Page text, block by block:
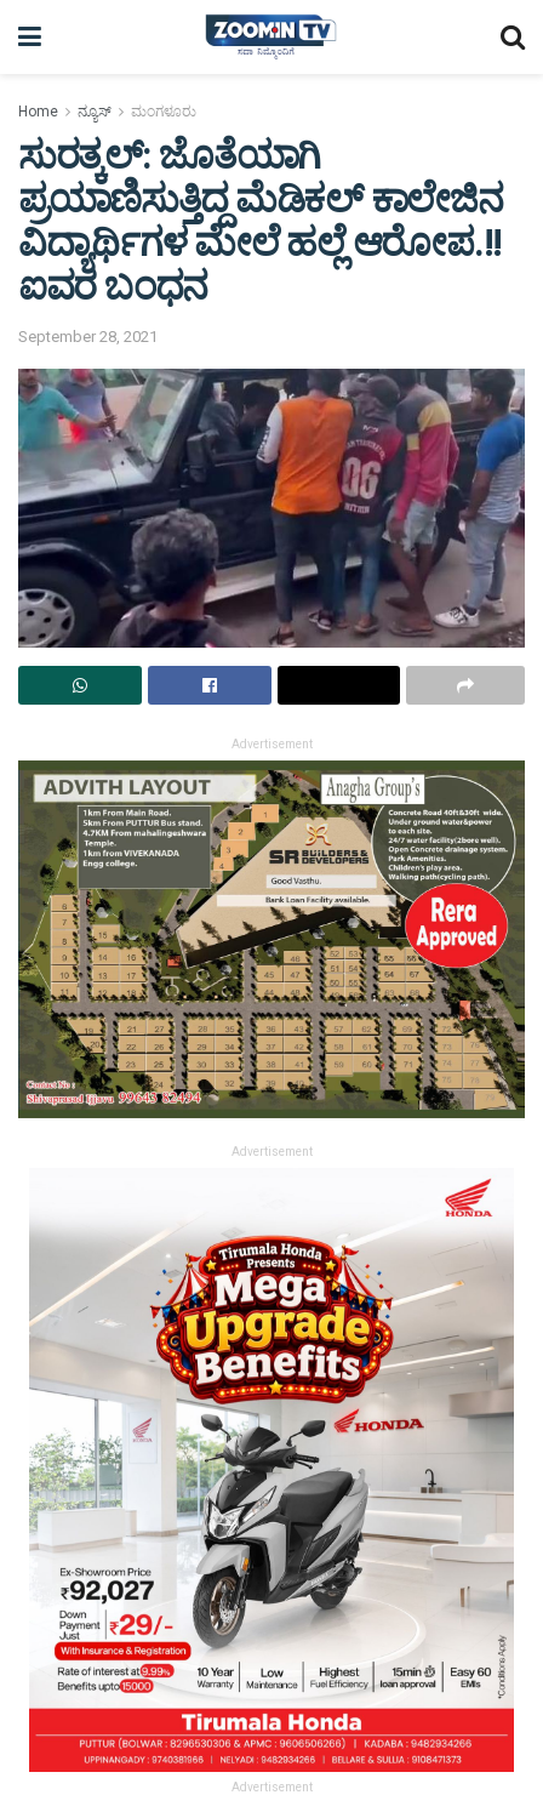
Home ನ್ಯೂಸ್ ಮಂಗಳೂರು
ಸುರತ್ಕಲ್: ಜೊತೆಯಾಗಿ
ಪ್ರಯಾಣಿಸುತ್ತಿದ್ದ ಮೆಡಿಕಲ್ ಕಾಲೇಜಿನ
ವಿದ್ಯಾರ್ಥಿಗಳ ಮೇಲೆ ಹಲ್ಲೆ ಆರೋಪ.!!
ಐವರ ಬಂಧನ
September 28, 2021
Advertisement
Advertisement
Advertisement